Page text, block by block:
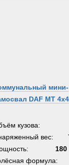
мини-
DAF MT 4x4
кузова:
вес:
180
формула: